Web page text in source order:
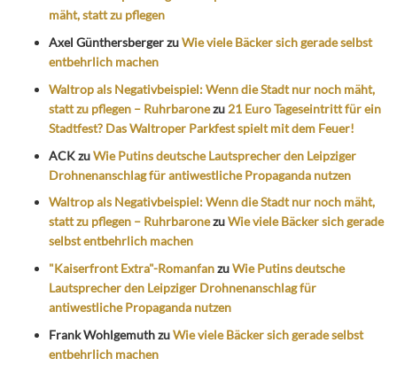
mäht, statt zu pflegen
Axel GünthersbergerzuWie viele Bäcker sich gerade selbst
entbehrlich machen
Waltrop als Negativbeispiel: Wenn die Stadt nur noch mäht,
statt zu pflegen – Ruhrbaronezu 21 Euro Tageseintritt für ein
Stadtfest? Das Waltroper Parkfest spielt mit dem Feuer!
ACKzuWie Putins deutsche Lautsprecher den Leipziger
Drohnenanschlag für antiwestliche Propaganda nutzen
Waltrop als Negativbeispiel: Wenn die Stadt nur noch mäht,
statt zu pflegen – RuhrbaronezuWie viele Bäcker sich gerade
selbst entbehrlich machen
"Kaiserfront Extra"-RomanfanzuWie Putins deutsche
Lautsprecher den Leipziger Drohnenanschlag für
antiwestliche Propaganda nutzen
Frank WohlgemuthzuWie viele Bäcker sich gerade selbst
entbehrlich machen